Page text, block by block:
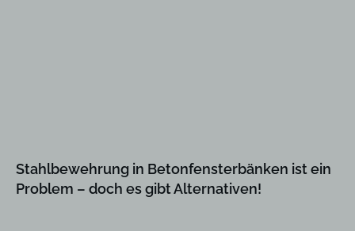
Stahlbewehrung in Betonfensterbänken ist ein
Problem – doch es gibt Alternativen!